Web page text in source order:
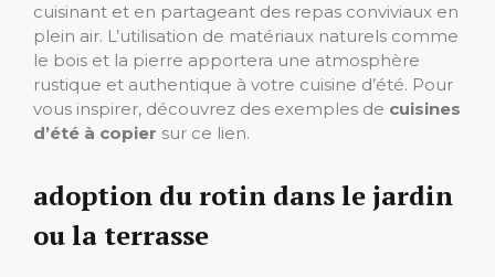
cuisinant et en partageant des repas conviviaux en
plein air. L’utilisation de matériaux naturels comme
le bois et la pierre apportera une atmosphère
rustique et authentique à votre cuisine d’été. Pour
vous inspirer, découvrez des exemples de cuisines
d’été à copier sur ce lien.
adoption du rotin dans le jardin
ou la terrasse